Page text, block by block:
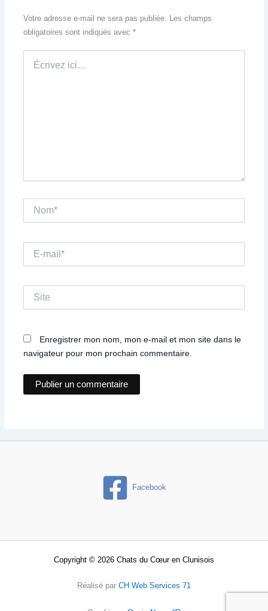
Votre adresse e-mail ne sera pas publiée. Les champs
obligatoires sont indiqués avec *
ici…
Nom*
mail*
Enregistrer mon nom, mon e-mail et mon site dans le
navigateur pour mon prochain commentaire.
Facebook
Copyright © 2026 Chats du Cœur en Clunisois
Réalisé par CH Web Services 71